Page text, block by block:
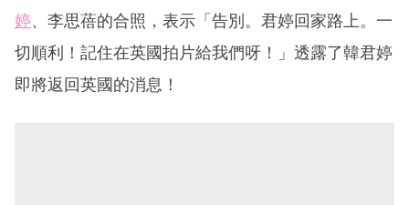
婷、李思蓓的合照，表示「告別。君婷回家路上。一
切順利！記住在英國拍片給我們呀！」透露了韓君婷
即將返回英國的消息！